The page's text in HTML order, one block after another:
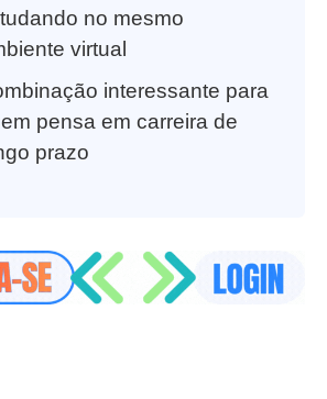
no mesmo
virtual
interessante para
pensa em carreira de
prazo